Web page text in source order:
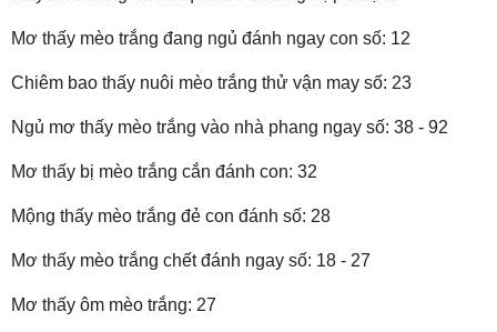
Mơ thấy mèo trắng đang ngủ đánh ngay con số: 12
Chiêm bao thấy nuôi mèo trắng thử vận may số: 23
Ngủ mơ thấy mèo trắng vào nhà phang ngay số: 38 - 92
Mơ thấy bị mèo trắng cắn đánh con: 32
Mộng thấy mèo trắng đẻ con đánh số: 28
Mơ thấy mèo trắng chết đánh ngay số: 18 - 27
Mơ thấy ôm mèo trắng: 27